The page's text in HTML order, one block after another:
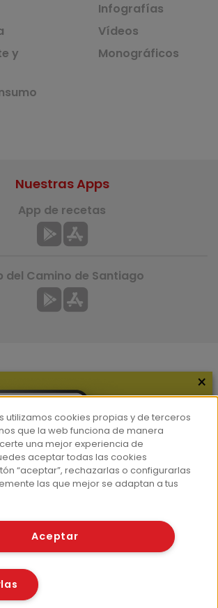
y
Infografías
Vídeos
Monográficos
Hemeroteca
Contacto
Prensa
Lingüístico Consumer
Nuestras Apps
App de recetas
del Camino de Santiago
© Fundación EROSKI
Políticas de cookies
×
utilizamos cookies propias y de terceros
que la web funciona de manera
una mejor experiencia de
aceptar todas las cookies
“aceptar”, rechazarlas o configurarlas
las que mejor se adaptan a tus
Aceptar